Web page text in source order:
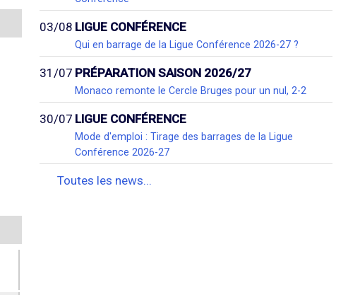
03/08 LIGUE CONFÉRENCE
Qui en barrage de la Ligue Conférence 2026-27 ?
31/07 PRÉPARATION SAISON 2026/27
Monaco remonte le Cercle Bruges pour un nul, 2-2
30/07 LIGUE CONFÉRENCE
Mode d'emploi : Tirage des barrages de la Ligue
Conférence 2026-27
Toutes les news...